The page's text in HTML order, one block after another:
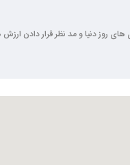
متدولوژی های روز دنیا و مد نظر قرار دادن